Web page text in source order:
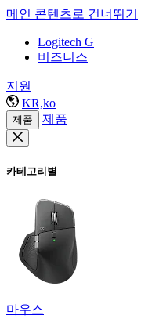
메인 콘텐츠로 건너뛰기
Logitech G
비즈니스
지원
KR,ko
제품 제품
카테고리별
마우스